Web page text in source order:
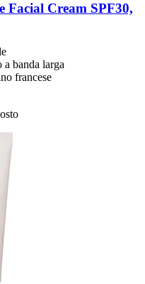
Facial Cream SPF30,
banda larga
francese